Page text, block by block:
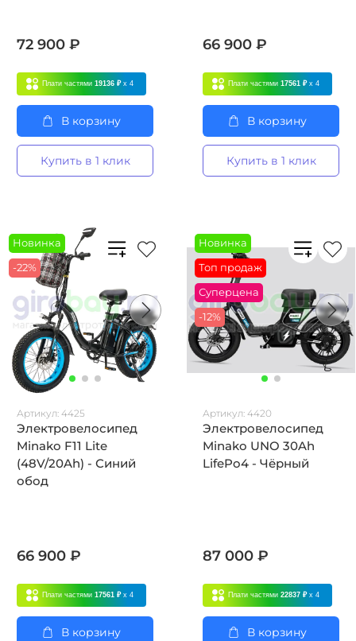
72 900 ₽
Плати частями 19136 ₽ x 4
В корзину
Купить в 1 клик
66 900 ₽
Плати частями 17561 ₽ x 4
В корзину
Купить в 1 клик
Новинка
-22%
Артикул: 4425
Электровелосипед
Minako F11 Lite
(48V/20Ah) - Синий
обод
66 900 ₽
Плати частями 17561 ₽ x 4
В корзину
Новинка
Топ продаж
Суперцена
-12%
Артикул: 4420
Электровелосипед
Minako UNO 30Ah
LifePo4 - Чёрный
87 000 ₽
Плати частями 22837 ₽ x 4
В корзину